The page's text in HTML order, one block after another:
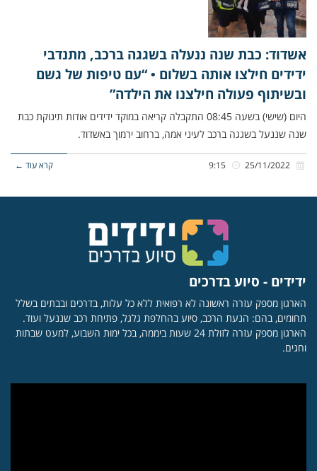
אשדוד: כבת שנה ננעלה בשגגה ברכב, מתנדבי
ידידים חילצו אותה בשלום • “עם טיפות של גשם
ובשיתוף פעולה חילצנו את הילדה”
היום (שישי) בשעה 08:45 התקבלה קריאה במוקד ידידים אודות תינוקת כבת
שנה שננעל בשגגה ברכב לעיני אמה, ברחוב ירמוך באשדוד.
קרא עוד ←
ידידים - סיוע בדרכים
הארגון מספק עזרה ראשונה לא רפואית ללא כל עלות, בדרכים ובבתים בשלל
תחומים, בהם: הנעת הרכב, סיוע בהחלפת גלגל, פתיחת רכב שננעל ועוד.
הארגון מספק עזרה לזולת 24 שעות ביממה, בכל ימות השבוע, למעט שבתות
וחגים.